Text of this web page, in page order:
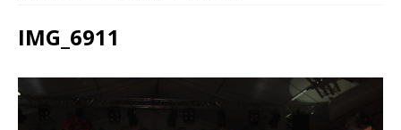
IMG_6911